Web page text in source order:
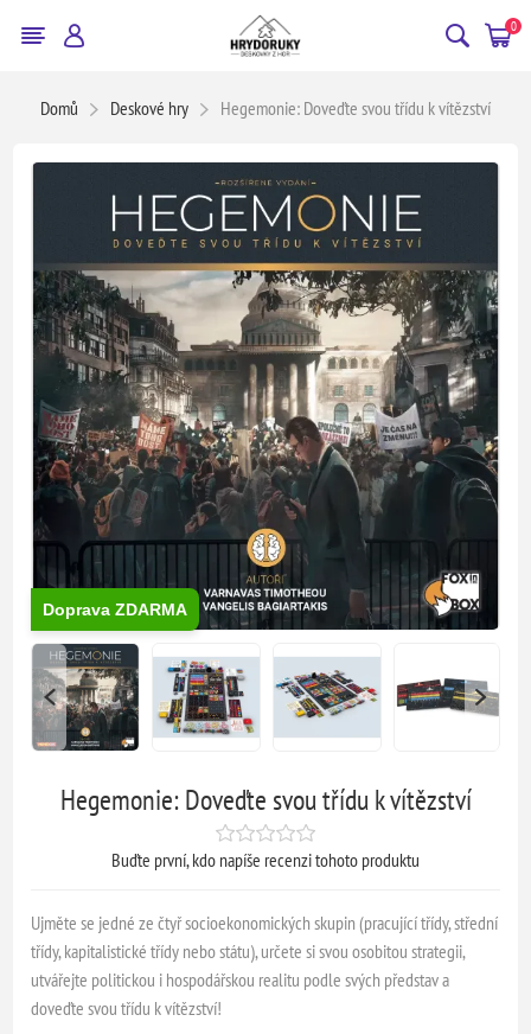
0
Domů Deskové hry Hegemonie: Doveďte svou třídu k vítězství
Doprava ZDARMA
Hegemonie: Doveďte svou třídu k vítězství
Buďte první, kdo napíše recenzi tohoto produktu
Ujměte se jedné ze čtyř socioekonomických skupin (pracující třídy, střední
třídy, kapitalistické třídy nebo státu), určete si svou osobitou strategii,
utvářejte politickou i hospodářskou realitu podle svých představ a
doveďte svou třídu k vítězství!